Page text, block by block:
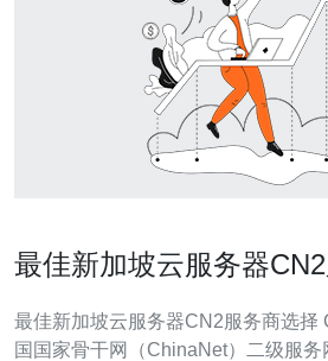
最佳新加坡云服务器
最佳新加坡云服务器CN2服务商选择 CN2服务是指基于中
国国家骨干网（ChinaNet）二级服务